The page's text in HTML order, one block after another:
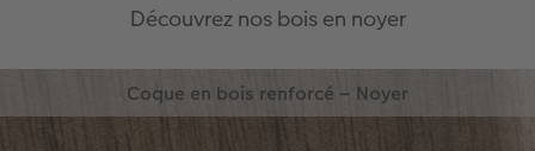
Découvrez nos bois en noyer